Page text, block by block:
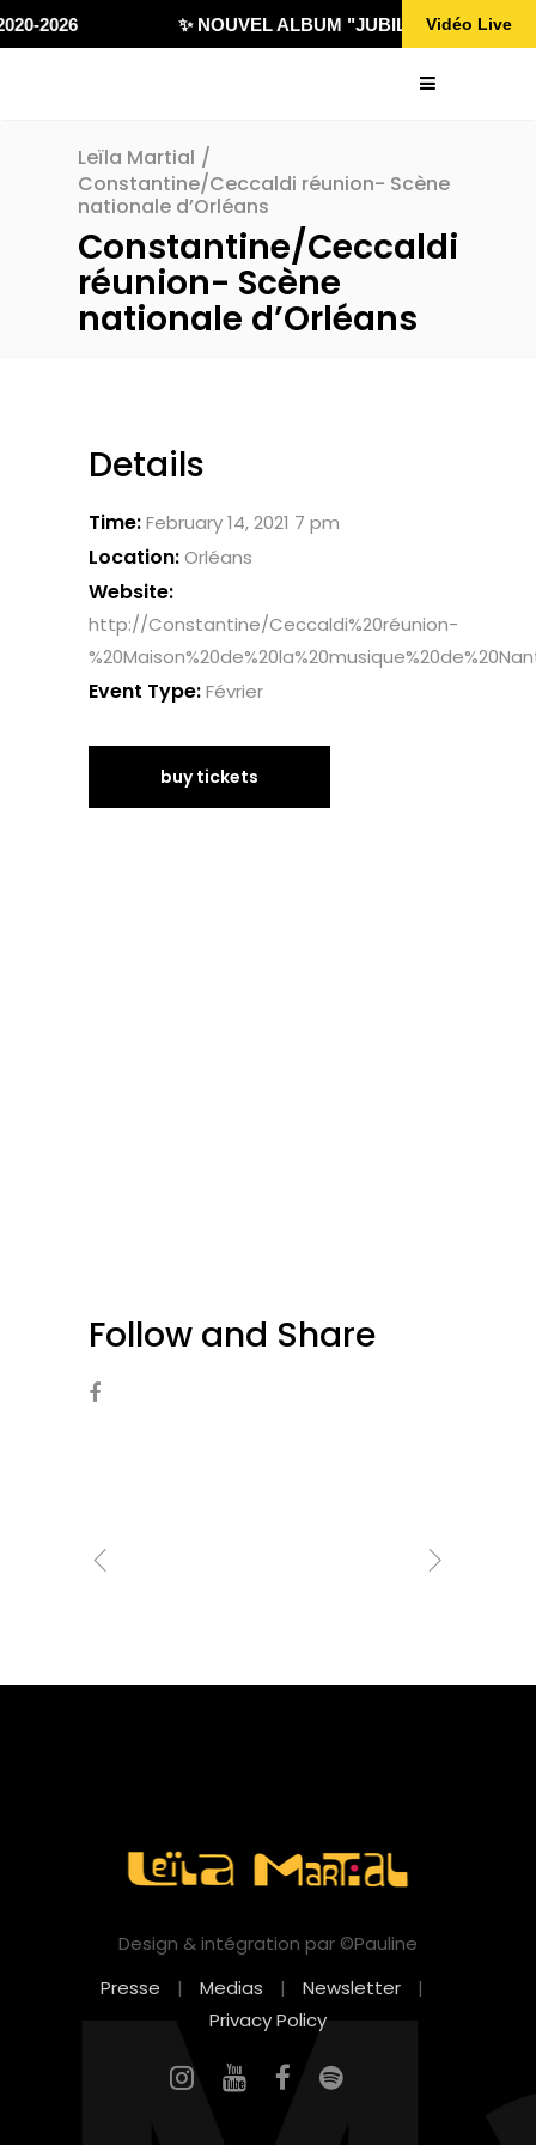
2026 ✨ NOUVEL ALBUM "JUBILÄ 432"Vidéo Live
Leïla Martial /
Constantine/Ceccaldi réunion- Scène
nationale d’Orléans
Constantine/Ceccaldi
réunion- Scène
nationale d’Orléans
Details
Time:February 14, 2021 7 pm
Location:Orléans
Website:
http://Constantine/Ceccaldi%20réunion-
Event Type:Février
buy tickets
Follow and Share
Design & intégration par ©Pauline
Presse
| Medias | Newsletter
|
Privacy Policy